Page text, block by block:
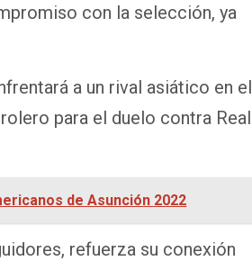
con la selección, ya
a un rival asiático en el
para el duelo contra Real
de Asunción 2022
refuerza su conexión